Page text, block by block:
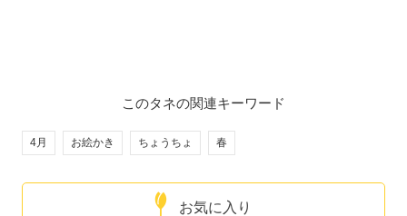
お気に入り
このタネの関連キーワード
4月 お絵かき ちょうちょ 春